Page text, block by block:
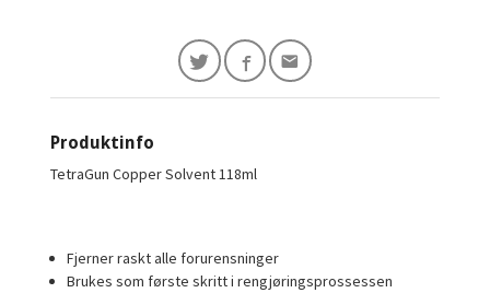
Produktinfo
TetraGun Copper Solvent 118ml
Fjerner raskt alle forurensninger
Brukes som første skritt i rengjøringsprossessen